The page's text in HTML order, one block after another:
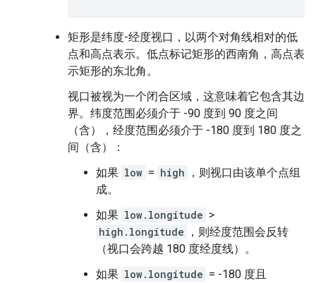
矩形是纬度-经度视口，以两个对角线相对的低
点和高点表示。低点标记矩形的西南角，高点表
示矩形的东北角。
视口被视为一个闭合区域，这意味着它包含其边
界。纬度范围必须介于 -90 度到 90 度之间
（含），经度范围必须介于 -180 度到 180 度之
间（含）：
如果 low = high
，则视口由该单个点组
成。
如果 low.longitude >
high.longitude
，则经度范围会反转
（视口会跨越 180 度经度线）。
如果 low.longitude = -180 度且